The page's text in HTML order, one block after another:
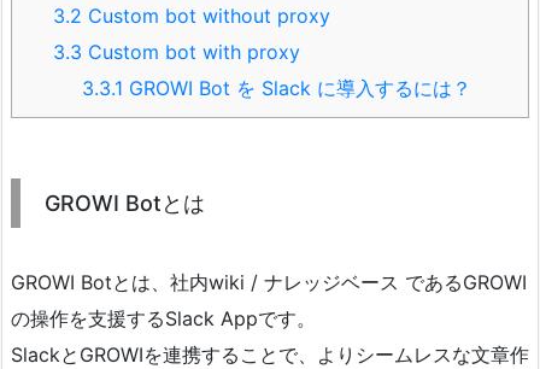
3.2 Custom bot without proxy
3.3 Custom bot with proxy
3.3.1 GROWI Bot を Slack に導入するには？
GROWI Botとは
GROWI Botとは、社内wiki / ナレッジベース であるGROWI
の操作を支援するSlack Appです。
SlackとGROWIを連携することで、よりシームレスな文章作